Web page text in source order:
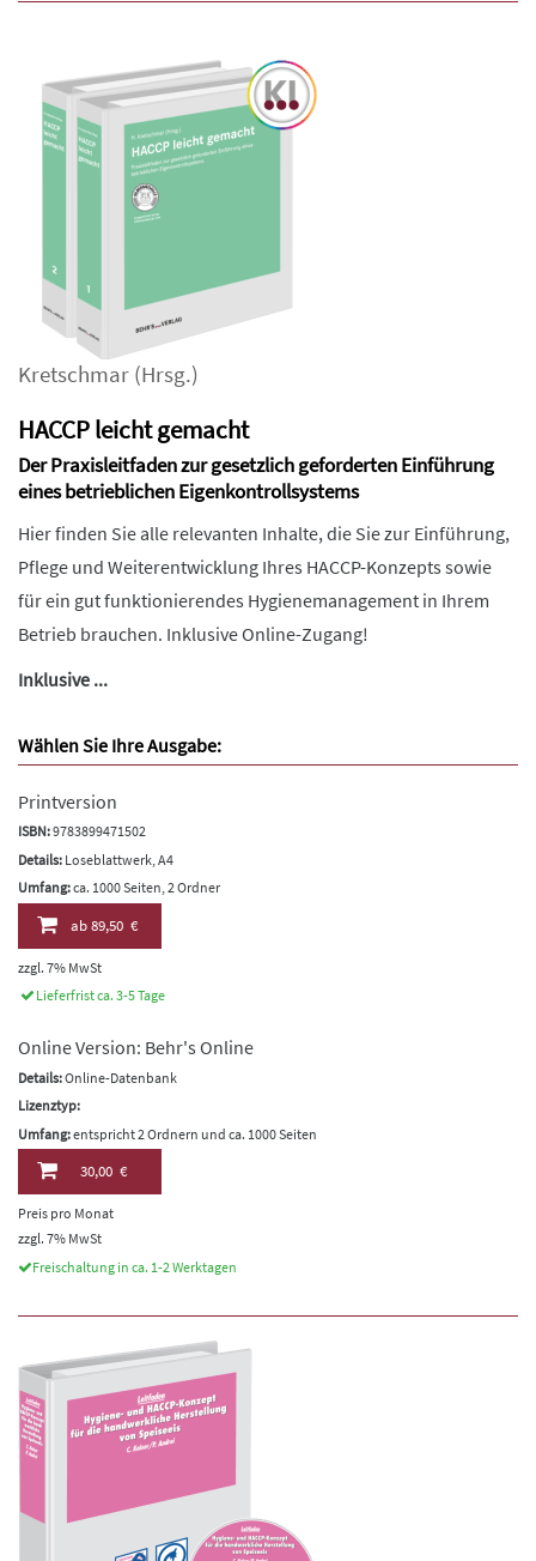
Kretschmar (Hrsg.)
HACCP leicht gemacht
Der Praxisleitfaden zur gesetzlich geforderten Einführung
eines betrieblichen Eigenkontrollsystems
Hier finden Sie alle relevanten Inhalte, die Sie zur Einführung,
Pflege und Weiterentwicklung Ihres HACCP-Konzepts sowie
für ein gut funktionierendes Hygienemanagement in Ihrem
Betrieb brauchen. Inklusive Online-Zugang!
Inklusive ...
Wählen Sie Ihre Ausgabe:
Printversion
ISBN:9783899471502
Details: Loseblattwerk, A4
Umfang:ca. 1000 Seiten, 2 Ordner
ab89,50 €
zzgl. 7% MwSt
Lieferfrist ca. 3-5 Tage
Online Version: Behr's Online
Details:Online-Datenbank
Lizenztyp:
Umfang:entspricht 2 Ordnern und ca. 1000 Seiten
30,00 €
Preis pro Monat
zzgl. 7% MwSt
Freischaltung in ca. 1-2 Werktagen